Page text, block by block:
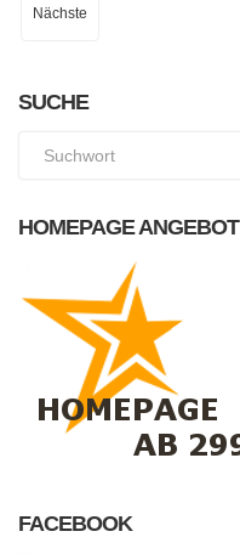
Nächste
SUCHE
HOMEPAGE ANGEBOT
FACEBOOK